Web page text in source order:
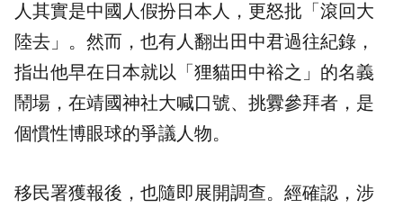
人其實是中國人假扮日本人，更怒批「滾回大
陸去」。然而，也有人翻出田中君過往紀錄，
指出他早在日本就以「狸貓田中裕之」的名義
鬧場，在靖國神社大喊口號、挑釁參拜者，是
個慣性博眼球的爭議人物。
移民署獲報後，也隨即展開調查。經確認，涉